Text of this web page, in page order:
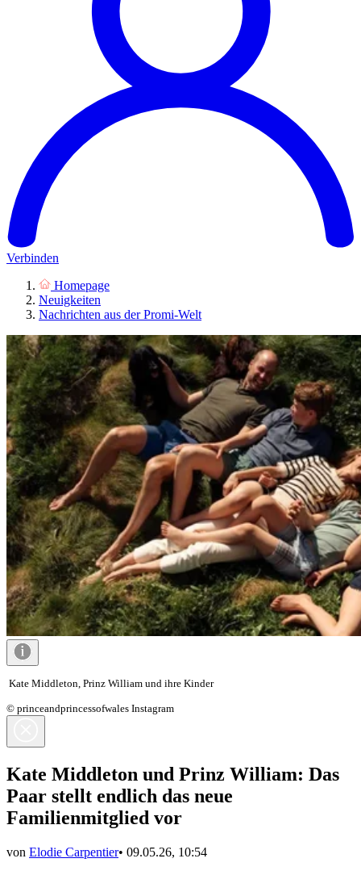
Verbinden
Homepage
Neuigkeiten
Nachrichten aus der Promi-Welt
Kate Middleton, Prinz William und ihre Kinder
© princeandprincessofwales Instagram
Kate Middleton und Prinz William: Das
Paar stellt endlich das neue
Familienmitglied vor
von Elodie Carpentier• 09.05.26, 10:54